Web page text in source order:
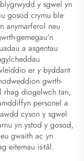
y sgwel yn
gosod crymu ble
anymarferol neu
gemegau'n
a asgentau
er y byddant
gwrth-
rhag diogelwch tan,
personel a
cyson y sgwel
yn ystod y gosod,
gwaith ac yn
eitemau is-tâl.